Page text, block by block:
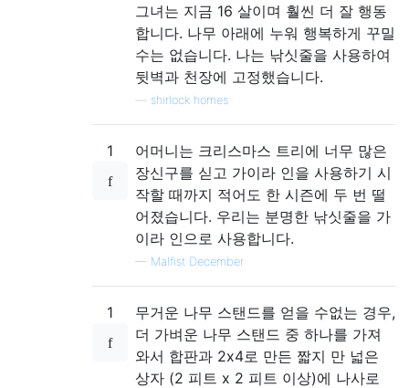
그녀는 지금 16 살이며 훨씬 더 잘 행동
합니다. 나무 아래에 누워 행복하게 꾸밀
수는 없습니다. 나는 낚싯줄을 사용하여
뒷벽과 천장에 고정했습니다.
shirlock homes
1
어머니는 크리스마스 트리에 너무 많은
장신구를 싣고 가이라 인을 사용하기 시
작할 때까지 적어도 한 시즌에 두 번 떨
어졌습니다. 우리는 분명한 낚싯줄을 가
이라 인으로 사용합니다.
— Malfist December
1
무거운 나무 스탠드를 얻을 수없는 경우,
더 가벼운 나무 스탠드 중 하나를 가져
와서 합판과 2x4로 만든 짧지 만 넓은
상자 (2 피트 x 2 피트 이상)에 나사로